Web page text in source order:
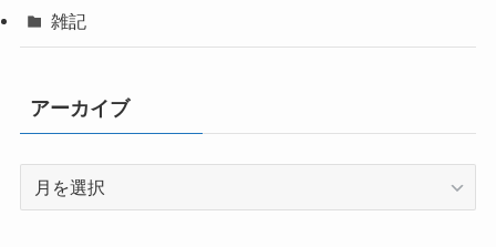
雑記
アーカイブ